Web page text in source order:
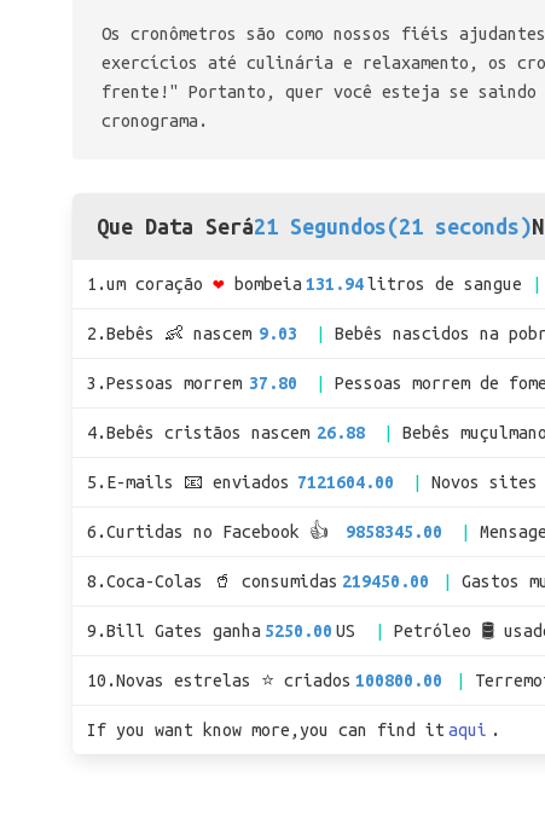
Os cronômetros são como nossos fiéis
exercícios até culinária e relaxamento, os
frente!" Portanto, quer você esteja se saindo
cronograma.
Que Data Será21 Segundos(21 seconds)
1.um coração ❤ bombeia 131.94 litros de sangue
2.Bebês 👶 nascem 9.03 Bebês nascidos na
3.Pessoas morrem 37.80 Pessoas morrem de fome
4.Bebês cristãos nascem 26.88 Bebês
5.E-mails 📧 enviados 7121604.00 Novos sites
6.Curtidas no Facebook 👍 9858345.00
8.Coca-Colas 🥤 consumidas 219450.00 Gastos
9.Bill Gates ganha 5250.00 US Petróleo 🛢
10.Novas estrelas ⭐ criados 100800.00
If you want know more,you can find it aqui .